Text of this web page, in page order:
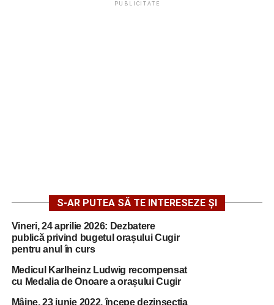
PUBLICITATE
S-AR PUTEA SĂ TE INTERESEZE ȘI
Vineri, 24 aprilie 2026: Dezbatere
publică privind bugetul orașului Cugir
pentru anul în curs
Medicul Karlheinz Ludwig recompensat
cu Medalia de Onoare a orașului Cugir
Mâine, 23 iunie 2022, începe dezinsectia